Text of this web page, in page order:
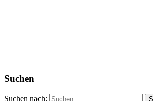
Suchen
Suchen nach: